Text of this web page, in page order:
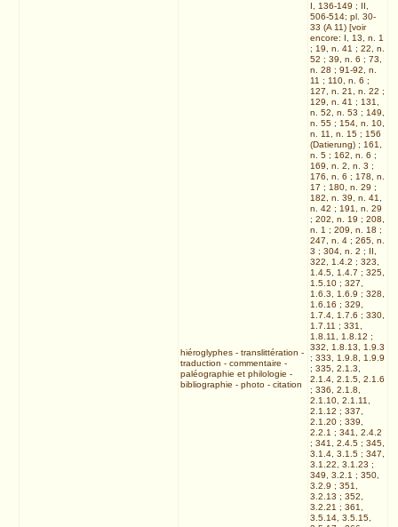
hiéroglyphes- translittération -
traduction - commentaire -
paléographie et philologie -
bibliographie - photo- citation
I, 136-149 ; II,
506-514; pl. 30-
33 (A 11) [voir
encore: I, 13, n. 1
; 19, n. 41 ; 22, n.
52 ; 39, n. 6 ; 73,
n. 28 ; 91-92, n.
11 ; 110, n. 6 ;
127, n. 21, n. 22 ;
129, n. 41 ; 131,
n. 52, n. 53 ; 149,
n. 55 ; 154, n. 10,
n. 11, n. 15 ; 156
(Datierung) ; 161,
n. 5 ; 162, n. 6 ;
169, n. 2, n. 3 ;
176, n. 6 ; 178, n.
17 ; 180, n. 29 ;
182, n. 39, n. 41,
n. 42 ; 191, n. 29
; 202, n. 19 ; 208,
n. 1 ; 209, n. 18 ;
247, n. 4 ; 265, n.
3 ; 304, n. 2 ; II,
322, 1.4.2 ; 323,
1.4.5, 1.4.7 ; 325,
1.5.10 ; 327,
1.6.3, 1.6.9 ; 328,
1.6.16 ; 329,
1.7.4, 1.7.6 ; 330,
1.7.11 ; 331,
1.8.11, 1.8.12 ;
332, 1.8.13, 1.9.3
; 333, 1.9.8, 1.9.9
; 335, 2.1.3,
2.1.4, 2.1.5, 2.1.6
; 336, 2.1.8,
2.1.10, 2.1.11,
2.1.12 ; 337,
2.1.20 ; 339,
2.2.1 ; 341, 2.4.2
; 341, 2.4.5 ; 345,
3.1.4, 3.1.5 ; 347,
3.1.22, 3.1.23 ;
349, 3.2.1 ; 350,
3.2.9 ; 351,
3.2.13 ; 352,
3.2.21 ; 361,
3.5.14, 3.5.15,